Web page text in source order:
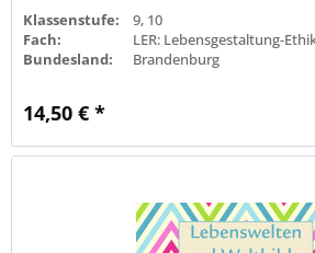
Klassenstufe:
9, 10
Fach:
LER: Lebensgestaltung-
Bundesland:
Brandenburg
14,50 € *